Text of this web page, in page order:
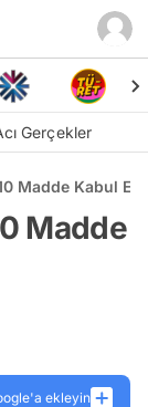
Gerçekler
Madde Kabul
Madde
ekleyin